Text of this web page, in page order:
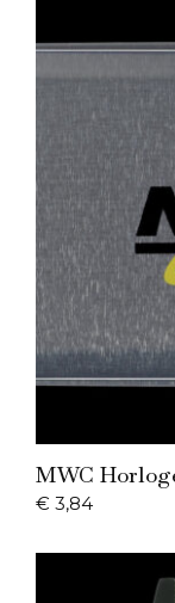
MWC
€ 3,84